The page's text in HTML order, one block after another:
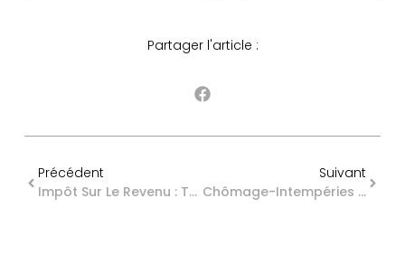
Partager l'article :
Précédent
Impôt Sur Le Revenu : Tour D’horizon Des Avantages Fiscaux Liés À La Famille
Suivant
Chômage-Intempéries Dans Le BTP : De Nouvelles Formalités À Respecter